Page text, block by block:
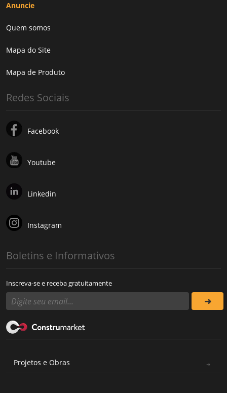
Anuncie
Quem somos
Mapa do Site
Mapa de Produto
Redes Sociais
Facebook
Youtube
Linkedin
Instagram
Boletins e Informativos
Inscreva-se e receba gratuitamente
Projetos e Obras